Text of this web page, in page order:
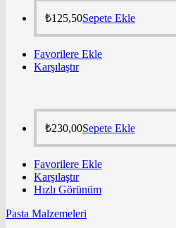
₺125,50Sepete Ekle
Favorilere Ekle
Karşılaştır
₺230,00Sepete Ekle
Favorilere Ekle
Karşılaştır
Hızlı Görünüm
Pasta Malzemeleri